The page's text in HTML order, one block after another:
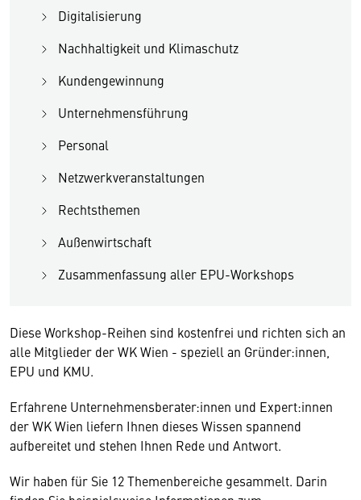
Digitalisierung
Nachhaltigkeit und Klimaschutz
Kundengewinnung
Unternehmensführung
Personal
Netzwerkveranstaltungen
Rechtsthemen
Außenwirtschaft
Zusammenfassung aller EPU-Workshops
Diese Workshop-Reihen sind kostenfrei und richten sich an
alle Mitglieder der WK Wien - speziell an Gründer:innen,
EPU und KMU.
Erfahrene Unternehmensberater:innen und Expert:innen
der WK Wien liefern Ihnen dieses Wissen spannend
aufbereitet und stehen Ihnen Rede und Antwort.
Wir haben für Sie 12 Themenbereiche gesammelt. Darin